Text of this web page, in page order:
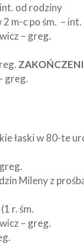
od rodziny
m-c po śm. –
– greg.
greg.
łaski w 80-te
Mileny z
r. śm.
– greg.